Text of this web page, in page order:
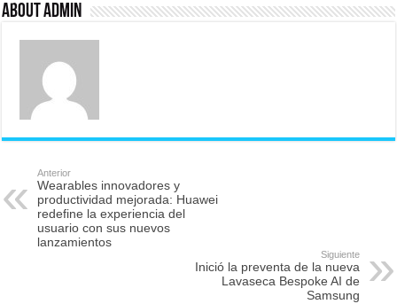
About admin
Anterior
Wearables innovadores y
productividad mejorada: Huawei
redefine la experiencia del
usuario con sus nuevos
lanzamientos
Siguiente
Inició la preventa de la nueva
Lavaseca Bespoke AI de
Samsung